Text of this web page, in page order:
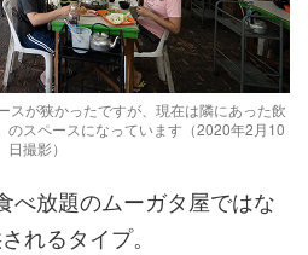
スが狭かったですが、現在は隣にあった飲
のスペースになっています（2020年2月10
日撮影）
べ放題のムーガタ屋ではな
れるタイプ。